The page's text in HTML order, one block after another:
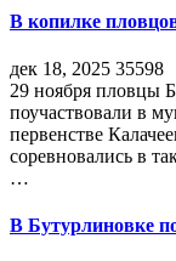
В копилке
дек 18, 2025 35598
29 ноября пловцы
поучаствовали в
первенстве
соревновались в
…
В Бутурлиновке